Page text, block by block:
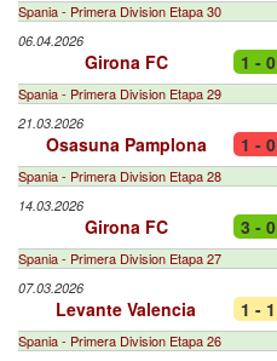
Spania - Primera Division Etapa 30
06.04.2026
Girona FC 1 - 0
Spania - Primera Division Etapa 29
21.03.2026
Osasuna Pamplona 1 - 0
Spania - Primera Division Etapa 28
14.03.2026
Girona FC 3 - 0
Spania - Primera Division Etapa 27
07.03.2026
Levante Valencia 1 - 1
Spania - Primera Division Etapa 26